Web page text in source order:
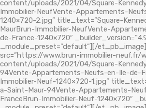
content/uploads/2021/04/Square-
Immobilier-NeufVente-Appartements-
1240×720-2.jpg” title_text=”Square-
MaurBrun-Immobilier-NeufVente-
de-France-1240×720″
_module_preset=”default”][/
src=”https://www.brun-immobilier-neuf.fr/
content/uploads/2021/04/Square-
94Vente-Appartements-Neufs-en-Ile-de-
Immobilier-Neuf-1240×720-1.jpg”
a-Saint-Maur-94Vente-Appartements-
FranceBrun-Immobilier-Neuf-1240×720″